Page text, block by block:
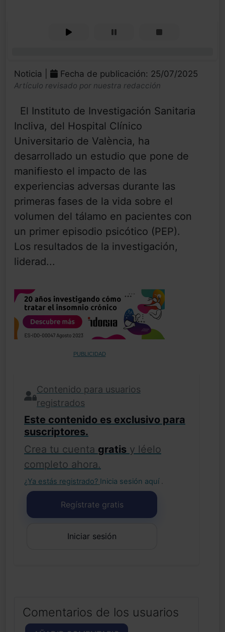
Noticia | Fecha de publicación: 25/07/2025
Artículo revisado por nuestra redacción
El Instituto de Investigación Sanitaria
Incliva, del Hospital Clínico
Universitario de València, ha
desarrollado un estudio que pone de
manifiesto el impacto de las
experiencias adversas durante las
primeras fases de la vida sobre el
volumen del tálamo en pacientes con
un primer episodio psicótico (PEP).
Los resultados de la investigación,
liderad...
PUBLICIDAD
Contenido para usuarios
registrados
Este contenido es exclusivo para
suscriptores.
Crea tu cuenta gratis y léelo
completo ahora.
¿Ya estás registrado? Inicia sesión aquí .
Regístrate gratis
Iniciar sesión
Comentarios de los usuarios